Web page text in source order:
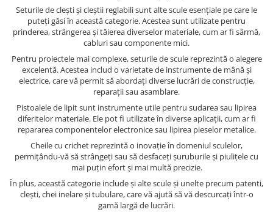
Seturile de clești și cleștii reglabili sunt alte scule esențiale pe care le
puteți găsi în această categorie. Acestea sunt utilizate pentru
prinderea, strângerea și tăierea diverselor materiale, cum ar fi sârmă,
cabluri sau componente mici.
Pentru proiectele mai complexe, seturile de scule reprezintă o alegere
excelentă. Acestea includ o varietate de instrumente de mână și
electrice, care vă permit să abordați diverse lucrări de construcție,
reparații sau asamblare.
Pistoalele de lipit sunt instrumente utile pentru sudarea sau lipirea
diferitelor materiale. Ele pot fi utilizate în diverse aplicații, cum ar fi
repararea componentelor electronice sau lipirea pieselor metalice.
Cheile cu crichet reprezintă o inovație în domeniul sculelor,
permițându-vă să strângeți sau să desfaceți șuruburile și piulițele cu
mai puțin efort și mai multă precizie.
În plus, această categorie include și alte scule și unelte precum patenti,
clești, chei inelare și tubulare, care vă ajută să vă descurcați într-o
gamă largă de lucrări.